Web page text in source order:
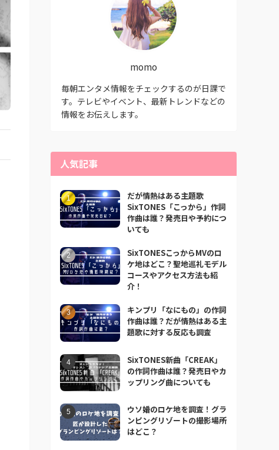
momo
毎朝エンタメ情報をチェックするのが日課で
す。テレビやイベント、最新トレンドなどの
情報をお伝えします。
人気記事
だが情熱はある主題歌
SixTONES「こっから」作詞
作曲は誰？発売日や予約につ
いても
SixTONESこっからMVのロ
ケ地はどこ？聖地巡礼モデル
コースやアクセス方法も紹
介！
キンプリ「なにもの」の作詞
作曲は誰？だが情熱はある主
題歌に対する反応も調査
SixTONES新曲「CREAK」
の作詞作曲は誰？発売日やカ
ップリング曲についても
ウソ婚のロケ地を調査！グラ
ンピングリゾートの撮影場所
はどこ？